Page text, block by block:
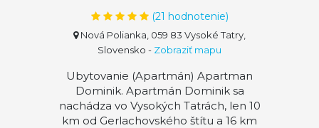
(21 hodnotenie)
Nová Polianka, 059 83 Vysoké Tatry,
Slovensko - Zobraziť mapu
Ubytovanie (Apartmán) Apartman
Dominik. Apartmán Dominik sa
nachádza vo Vysokých Tatrách, len 10
km od Gerlachovského štítu a 16 km